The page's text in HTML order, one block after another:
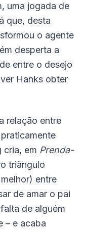
uma jogada de
que, desta
o agente
desperta a
entre o desejo
Hanks obter
relação entre
cria, em Prenda-
triângulo
entre
de amar o pai
de alguém
– e acaba